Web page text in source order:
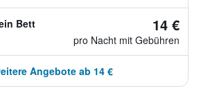
Bett
14 €
pro Nacht mit Gebühren
Angebote ab 14 €